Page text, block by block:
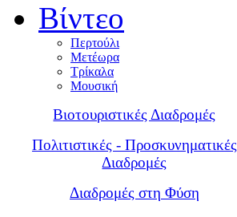
Βίντεο
Περτούλι
Μετέωρα
Τρίκαλα
Μουσική
Βιοτουριστικές Διαδρομές
Πολιτιστικές - Προσκυνηματικές
Διαδρομές
Διαδρομές στη Φύση